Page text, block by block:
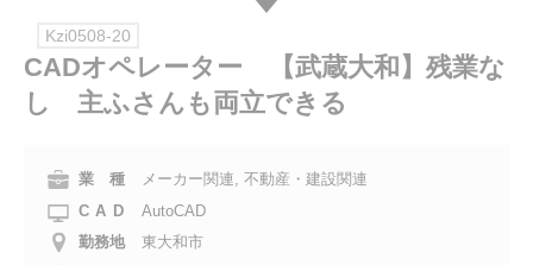
お電話でのお問い合わせ
東 京 0120-630-660 大 阪
名古屋 0120-960-379 横 浜 0120-978-186
電話受付：平日 9:15～19:00
Kzi0508-20
CADオペレーター 【武蔵大和】残業な
し 主ふさんも両立できる
業 種
メーカー関連, 不動産・建設関連
CAD
AutoCAD
勤務地
東大和市